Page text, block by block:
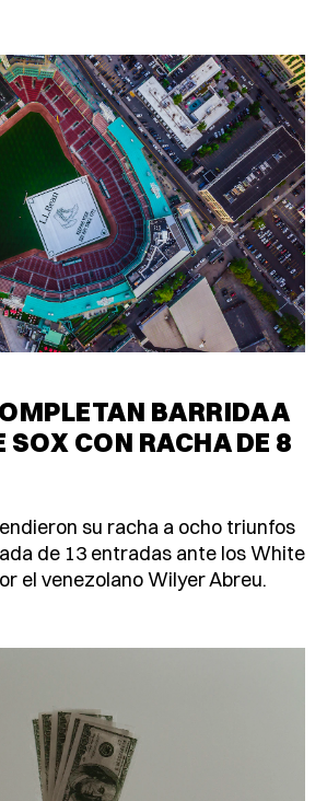
BARRIDA A
SOX CON RACHA DE 8
su racha a ocho triunfos
de 13 entradas ante los White
el venezolano Wilyer Abreu.